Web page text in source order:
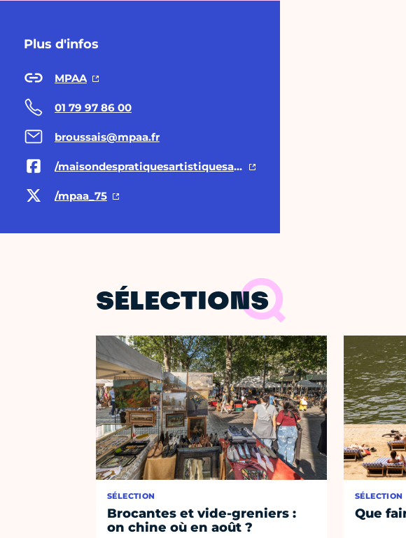
Plus d'infos
MPAA
01 79 97 86 00
broussais@mpaa.fr
/maisondespratiquesartistiquesamateurs/events/
/mpaa_75
SÉLECTIONS
SÉLECTION
Brocantes et vide-greniers :
on chine où en août ?
SÉLECTION
Que